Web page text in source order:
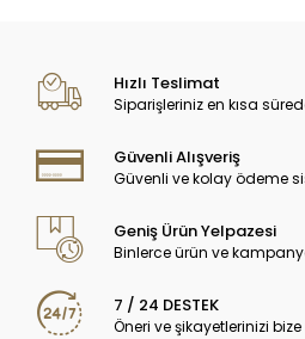
Hızlı Teslimat
Siparişleriniz en kısa
Güvenli Alışveriş
Güvenli ve kolay ödeme
Geniş Ürün Yelpazesi
Binlerce ürün ve
7 / 24 DESTEK
Öneri ve şikayetlerinizi